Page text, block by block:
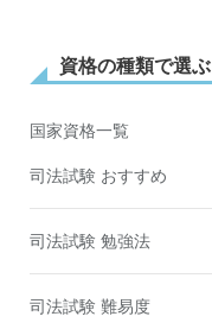
資格の種類で選ぶ
国家資格一覧
司法試験 おすすめ
司法試験 勉強法
司法試験 難易度